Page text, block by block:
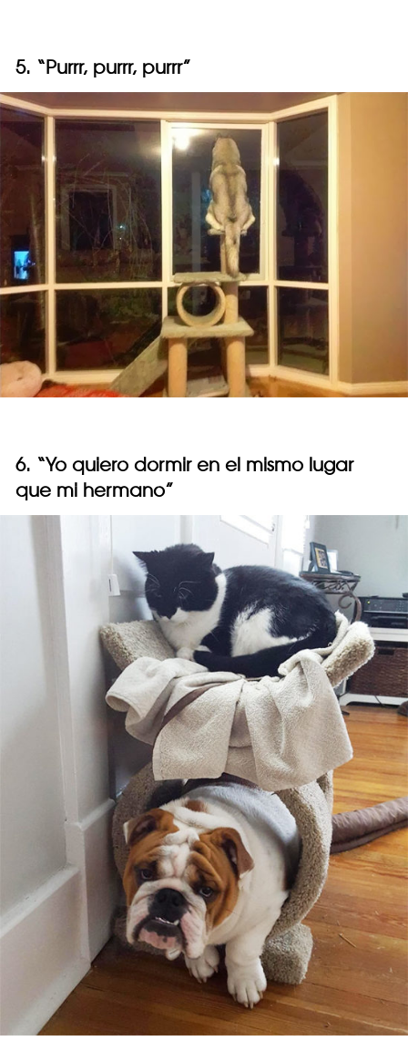
5. “Purrr, purrr, purrr”
6. “Yo quiero dormir en el mismo lugar
que mi hermano”